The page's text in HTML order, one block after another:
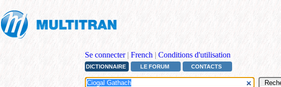
Se connecter | French | Conditions d'utilisation
DICTIONNAIRE LE FORUM CONTACTS